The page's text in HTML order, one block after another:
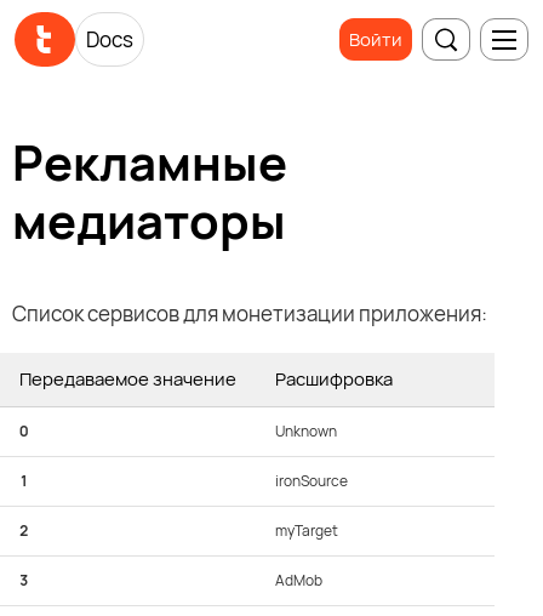
Docs Войти
Рекламные
медиаторы
Список сервисов для монетизации приложения:
Передаваемое значение Расшифровка
0 Unknown
1 ironSource
2 myTarget
3 AdMob